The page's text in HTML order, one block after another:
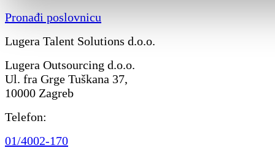
Pronađi poslovnicu
Lugera Talent Solutions d.o.o.
Lugera Outsourcing d.o.o.
Ul. fra Grge Tuškana 37,
10000 Zagreb
Telefon:
01/4002-170